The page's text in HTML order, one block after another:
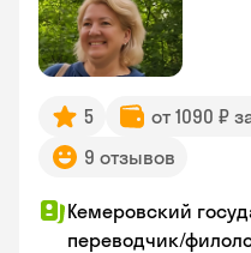
5 от 1090 ₽
9 отзывов
Кемеровский
переводчик/